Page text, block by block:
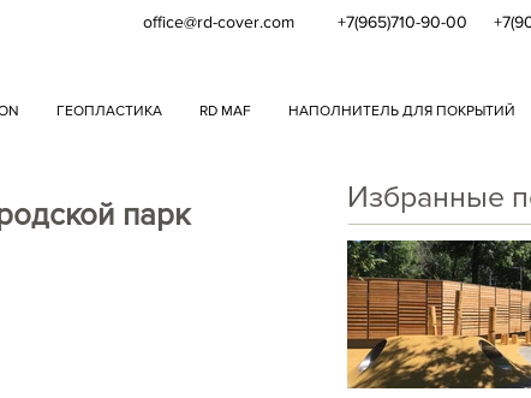
office@rd-cover.com +7(965)710-90-00
ГЕОПЛАСТИКА RD MAF НАПОЛНИТЕЛЬ ДЛЯ ПОКРЫТИЙ
парк
Избранные